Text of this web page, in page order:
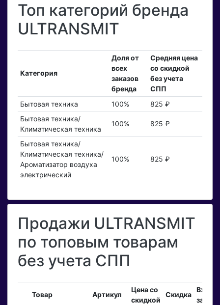
Топ категорий бренда
ULTRANSMIT
Категория
Доля от
всех
заказов
бренда
Средняя цена
со скидкой
без учета
СПП
Бытовая техника
100%
825 ₽
Бытовая техника/
Климатическая техника
100% 825 ₽
Бытовая техника/
Климатическая техника/
Ароматизатор воздуха
электрический
100% 825 ₽
Продажи ULTRANSMIT
по топовым товарам
без учета СПП
Товар Артикул
Цена со
скидкой
Скидка
заказы